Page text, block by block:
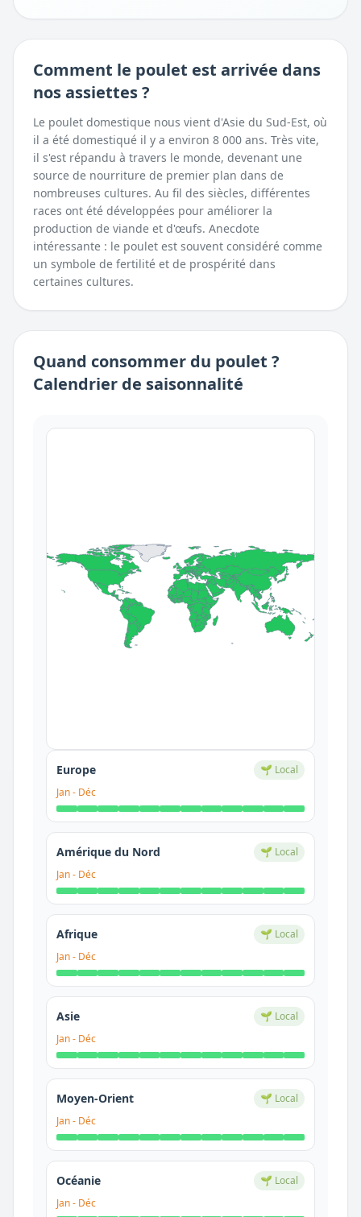
Comment le poulet est arrivée dans
nos assiettes ?
Le poulet domestique nous vient d'Asie du Sud-Est, où
il a été domestiqué il y a environ 8 000 ans. Très vite,
il s'est répandu à travers le monde, devenant une
source de nourriture de premier plan dans de
nombreuses cultures. Au fil des siècles, différentes
races ont été développées pour améliorer la
production de viande et d'œufs. Anecdote
intéressante : le poulet est souvent considéré comme
un symbole de fertilité et de prospérité dans
certaines cultures.
Quand consommer du poulet ?
Calendrier de saisonnalité
Europe
🌱 Local
Jan- Déc
Amérique du Nord
🌱 Local
Jan- Déc
Afrique
🌱 Local
Jan- Déc
Asie
🌱 Local
Jan- Déc
Moyen-Orient
🌱 Local
Jan- Déc
Océanie
🌱 Local
Jan- Déc